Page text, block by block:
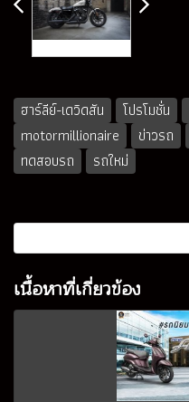
ฮาร์ลีย์-เดวิดสัน โปรโมชั่น
motormillionaire
ข่าวรถ
ทดสอบรถ
รถใหม่
เนื้อหาที่เกี่ยวข้อง